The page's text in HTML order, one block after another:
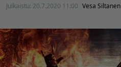
Julkaistu: 20.7.2020 11:00 Vesa Siltanen